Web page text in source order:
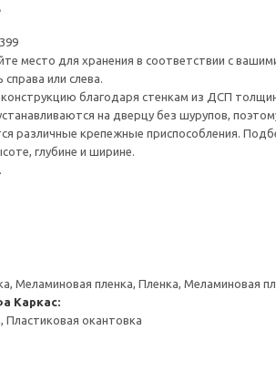
место для хранения в соответствии с
или слева.
благодаря стенкам из ДСП
на дверцу без шурупов,
различные крепежные приспособления.
глубине и ширине.
Меламиновая пленка, Пленка, Меламиновая
Каркас:
окантовка